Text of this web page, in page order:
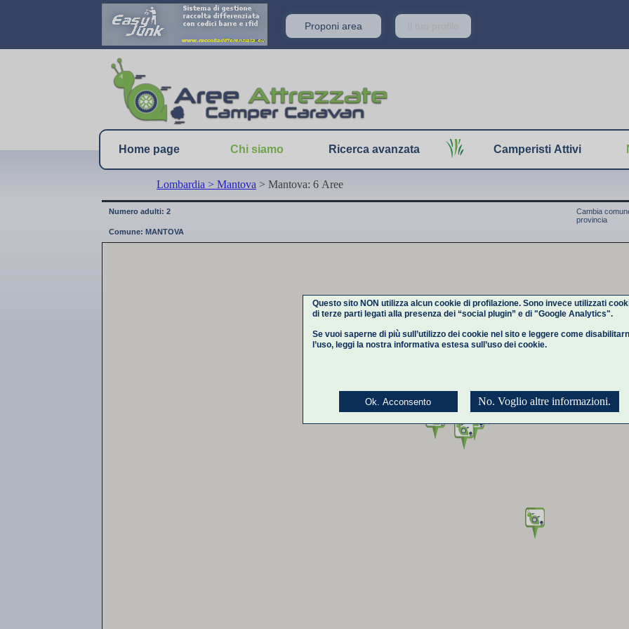
Home page Chi siamo Ricerca avanzata Camperisti Attivi
Numero adulti: 2
Comune: MANTOVA
Cambia
provincia
Lombardia > Mantova > Mantova: 6 Aree
Proponi area
Questo sito NON utilizza alcun cookie di profilazione. Sono invece utilizzati
di terze parti legati alla presenza dei “social plugin” e di "Google Analytics".
Se vuoi saperne di più sull’utilizzo dei cookie nel sito e leggere come
l’uso,leggi la nostra informativa estesasull’uso dei cookie.
Ok. Acconsento No. Voglio altre informazioni.